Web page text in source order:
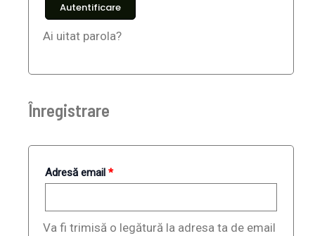
Autentificare
Ai uitat parola?
Înregistrare
Adresă email *
Va fi trimisă o legătură la adresa ta de email